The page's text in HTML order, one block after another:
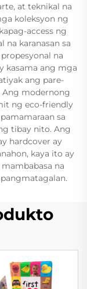
at teknikal na
koleksyon ng
access ng
na karanasan sa
na
kasama ang mga
ang pare-
Ang modernong
ng eco-friendly
sa
tibay nito. Ang
hardcover ay
kaya ito ay
na